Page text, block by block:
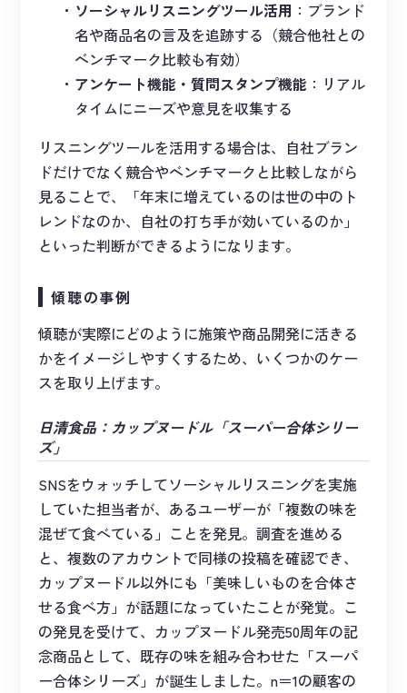
ソーシャルリスニングツール活用 ：ブランド
名や商品名の言及を追跡する（競合他社との
ベンチマーク比較も有効）
アンケート機能・質問スタンプ機能 ：リアル
タイムにニーズや意見を収集する
リスニングツールを活用する場合は、自社ブラン
ドだけでなく競合やベンチマークと比較しながら
見ることで、「年末に増えているのは世の中のト
レンドなのか、自社の打ち手が効いているのか」
といった判断ができるようになります。
傾聴の事例
傾聴が実際にどのように施策や商品開発に活きる
かをイメージしやすくするため、いくつかのケー
スを取り上げます。
日清食品：カップヌードル「スーパー合体シリー
ズ」
SNSをウォッチしてソーシャルリスニングを実施
していた担当者が、あるユーザーが「複数の味を
混ぜて食べている」ことを発見。調査を進める
と、複数のアカウントで同様の投稿を確認でき、
カップヌードル以外にも「美味しいものを合体さ
せる食べ方」が話題になっていたことが発覚。こ
の発見を受けて、カップヌードル発売50周年の記
念商品として、既存の味を組み合わせた「スーパ
ー合体シリーズ」が誕生しました。n＝1の顧客の